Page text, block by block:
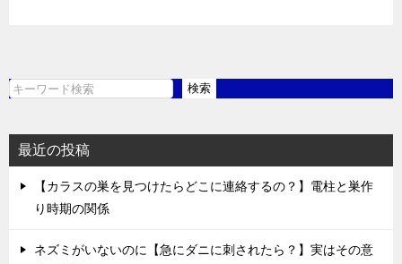
検
検索
最近の投稿
【カラスの巣を見つけたらどこに連絡するの？】電柱と巣作
り時期の関係
ネズミがいないのに【急にダニに刺されたら？】実はその意